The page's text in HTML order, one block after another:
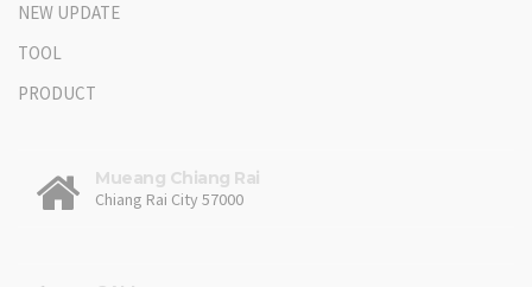
NEW UPDATE
TOOL
PRODUCT
Mueang Chiang Rai
Chiang Rai City 57000